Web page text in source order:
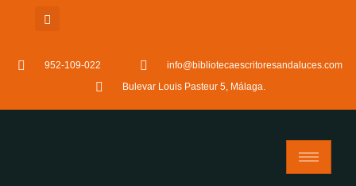
952-109-022
info@bibliotecaescritoresandaluces.com
Bulevar Louis Pasteur 5, Málaga.